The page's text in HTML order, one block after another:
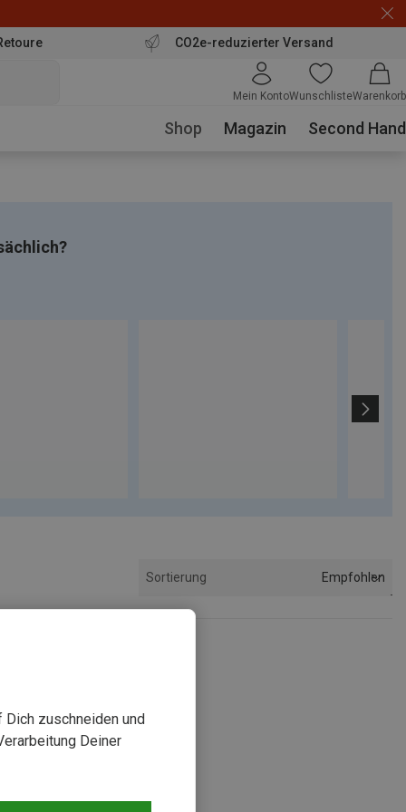
CO2e-reduzierter Versand
Mein KontoWunschlisteWarenkorb
Shop Magazin Second Hand
Sortierung Empfohlen
zuschneiden und
Deiner